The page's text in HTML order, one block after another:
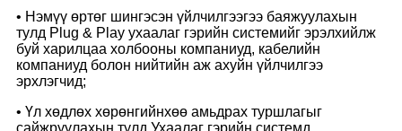
• Нэмүү өртөг шингэсэн үйлчилгээгээ баяжуулахын
тулд Plug & Play ухаалаг гэрийн системийг эрэлхийлж
буй харилцаа холбооны компаниуд, кабелийн
компаниуд болон нийтийн аж ахуйн үйлчилгээ
эрхлэгчид;
• Үл хөдлөх хөрөнгийнхөө амьдрах туршлагыг